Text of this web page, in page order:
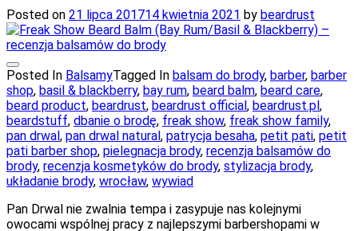
Posted on 21 lipca 201714 kwietnia 2021 by beardrust
Posted In BalsamyTagged In balsam do brody, barber, barber
shop, basil & blackberry, bay rum, beard balm, beard care,
beard product, beardrust, beardrust official , beardrust.pl ,
beardstuff, dbanie o brodę, freak show, freak show family,
pan drwal , pan drwal natural , patrycja besaha, petit pati, petit
pati barber shop, pielegnacja brody, recenzja balsamów do
brody, recenzja kosmetyków do brody, stylizacja brody,
układanie brody, wrocław, wywiad
Pan Drwal nie zwalnia tempa i zasypuje nas kolejnymi
owocami wspólnej pracy z najlepszymi barbershopami w